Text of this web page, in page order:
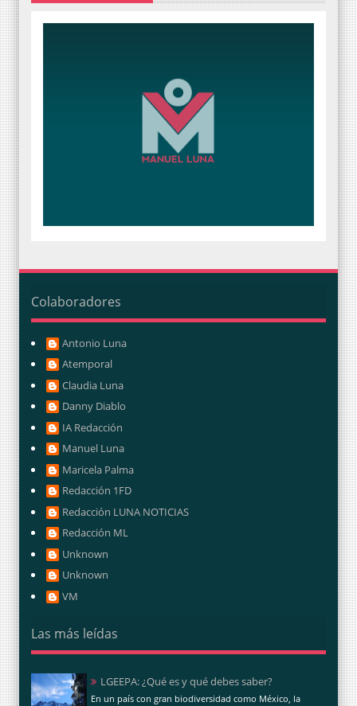
Colaboradores
Antonio Luna
Atemporal
Claudia Luna
Danny Diablo
IA Redacción
Manuel Luna
Maricela Palma
Redacción 1FD
Redacción LUNA NOTICIAS
Redacción ML
Unknown
Unknown
VM
Las más leídas
LGEEPA: ¿Qué es y qué debes saber?
En un país con gran biodiversidad como México, la